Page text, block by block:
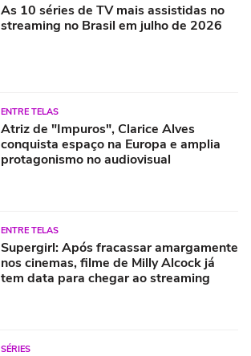
As 10 séries de TV mais assistidas no
streaming no Brasil em julho de 2026
ENTRE TELAS
Atriz de "Impuros", Clarice Alves
conquista espaço na Europa e amplia
protagonismo no audiovisual
ENTRE TELAS
Supergirl: Após fracassar amargamente
nos cinemas, filme de Milly Alcock já
tem data para chegar ao streaming
SÉRIES